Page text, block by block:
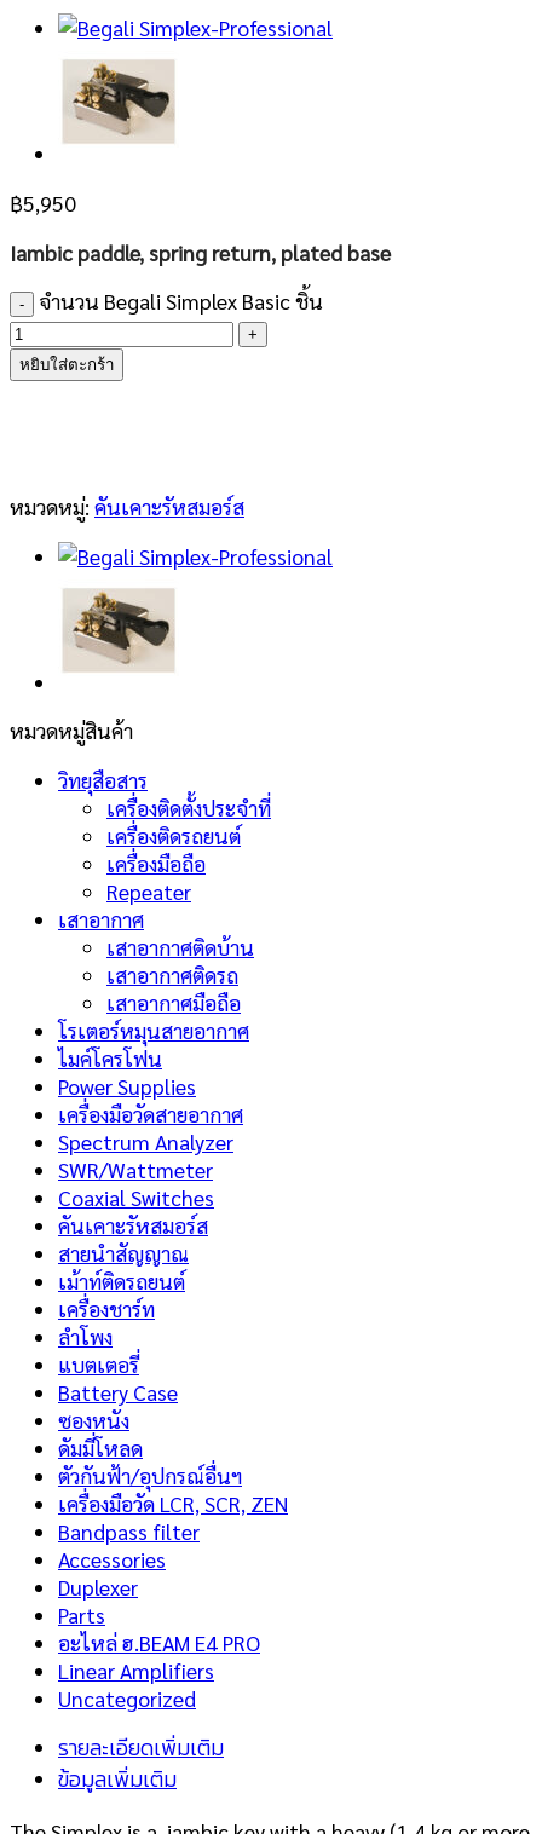
฿5,950
Iambic paddle, spring return, plated base
จำนวน Begali Simplex Basic ชิ้น
หยิบใส่ตะกร้า
หมวดหมู่: คันเคาะรัหสมอร์ส
หมวดหมู่สินค้า
วิทยุสือสาร
เครื่องติดตั้งประจำที่
เครื่องติดรถยนต์
เครื่องมือถือ
Repeater
เสาอากาศ
เสาอากาศติดบ้าน
เสาอากาศติดรถ
เสาอากาศมือถือ
โรเตอร์หมุนสายอากาศ
ไมค์โครโฟน
Power Supplies
เครื่องมือวัดสายอากาศ
Spectrum Analyzer
SWR/Wattmeter
Coaxial Switches
คันเคาะรัหสมอร์ส
สายนำสัญญาณ
เม้าท์ติดรถยนต์
เครื่องชาร์ท
ลำโพง
แบตเตอรี่
Battery Case
ซองหนัง
ดัมมี่โหลด
ตัวกันฟ้า/อุปกรณ์อื่นฯ
เครื่องมือวัด LCR, SCR, ZEN
Bandpass filter
Accessories
Duplexer
Parts
อะไหล่ ฮ.BEAM E4 PRO
Linear Amplifiers
Uncategorized
รายละเอียดเพิ่มเติม
ข้อมูลเพิ่มเติม